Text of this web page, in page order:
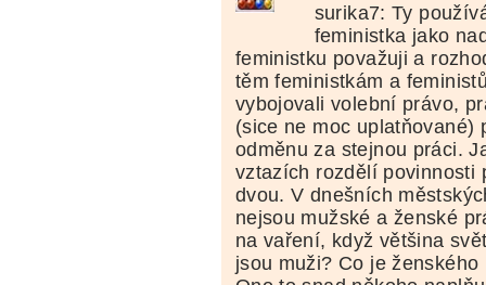
surika7: Ty
feministka jako
feministku považuji a
těm feministkám a
vybojovali volební právo,
(sice ne moc uplatňované)
odměnu za stejnou práci.
vztazích rozdělí povinnosti
dvou. V dnešních
nejsou mužské a ženské
na vaření, když většina
jsou muži? Co je